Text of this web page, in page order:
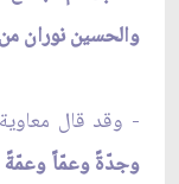
والحسين نوران
- وقد قال
وجدّةً وعمّاً وعمّةً